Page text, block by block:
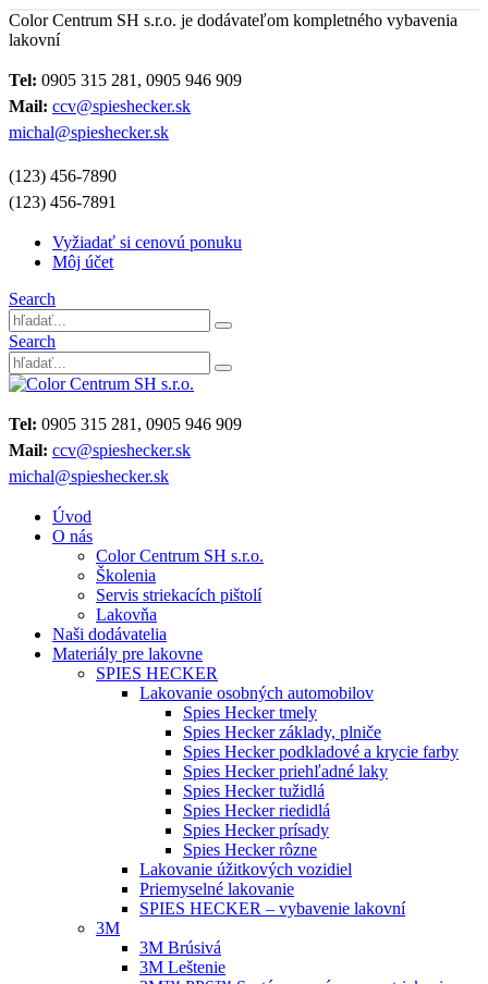
Color Centrum SH s.r.o. je dodávateľom kompletného vybavenia
lakovní
Tel: 0905 315 281, 0905 946 909
Mail: ccv@spieshecker.sk
michal@spieshecker.sk
(123) 456-7890
(123) 456-7891
Vyžiadať si cenovú ponuku
Môj účet
Search
Search
Tel: 0905 315 281, 0905 946 909
Mail: ccv@spieshecker.sk
michal@spieshecker.sk
Úvod
O nás
Color Centrum SH s.r.o.
Školenia
Servis striekacích pištolí
Lakovňa
Naši dodávatelia
Materiály pre lakovne
SPIES HECKER
Lakovanie osobných automobilov
Spies Hecker tmely
Spies Hecker základy, plniče
Spies Hecker podkladové a krycie farby
Spies Hecker priehľadné laky
Spies Hecker tužidlá
Spies Hecker riedidlá
Spies Hecker prísady
Spies Hecker rôzne
Lakovanie úžitkových vozidiel
Priemyselné lakovanie
SPIES HECKER – vybavenie lakovní
3M
3M Brúsivá
3M Leštenie